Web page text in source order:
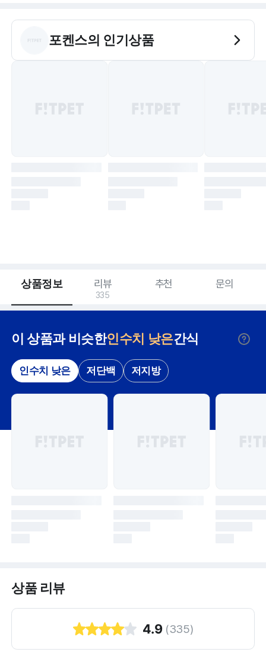
포켄스의 인기상품
상품정보 리뷰
335
추천 문의
이 상품과 비슷한인수치 낮은간식
인수치 낮은 저단백 저지방
상품 리뷰
4.9 (335)